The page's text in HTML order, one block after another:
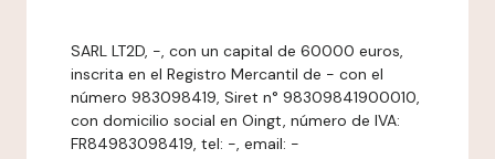
SARL LT2D, -, con un capital de 60000 euros,
inscrita en el Registro Mercantil de - con el
número 983098419, Siret n° 98309841900010,
con domicilio social en Oingt, número de IVA:
FR84983098419, tel: -, email: -